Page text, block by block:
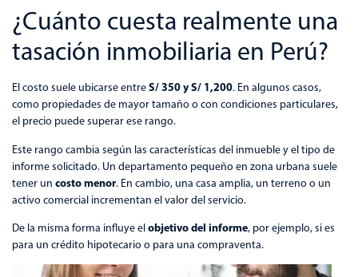
¿Cuánto cuesta realmente una
tasación inmobiliaria en Perú?
El costo suele ubicarse entreS/ 350 y S/ 1,200. En algunos casos,
como propiedades de mayor tamaño o con condiciones particulares,
el precio puede superar ese rango.
Este rango cambia según las características del inmueble y el tipo de
informe solicitado. Un departamento pequeño en zona urbana suele
tener un costo menor. En cambio, una casa amplia, un terreno o un
activo comercial incrementan el valor del servicio.
De la misma forma influye elobjetivo del informe, por ejemplo, si es
para un crédito hipotecario o para una compraventa.